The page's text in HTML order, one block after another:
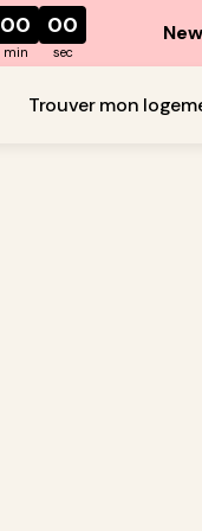
00
min
00
sec
Trouver mon